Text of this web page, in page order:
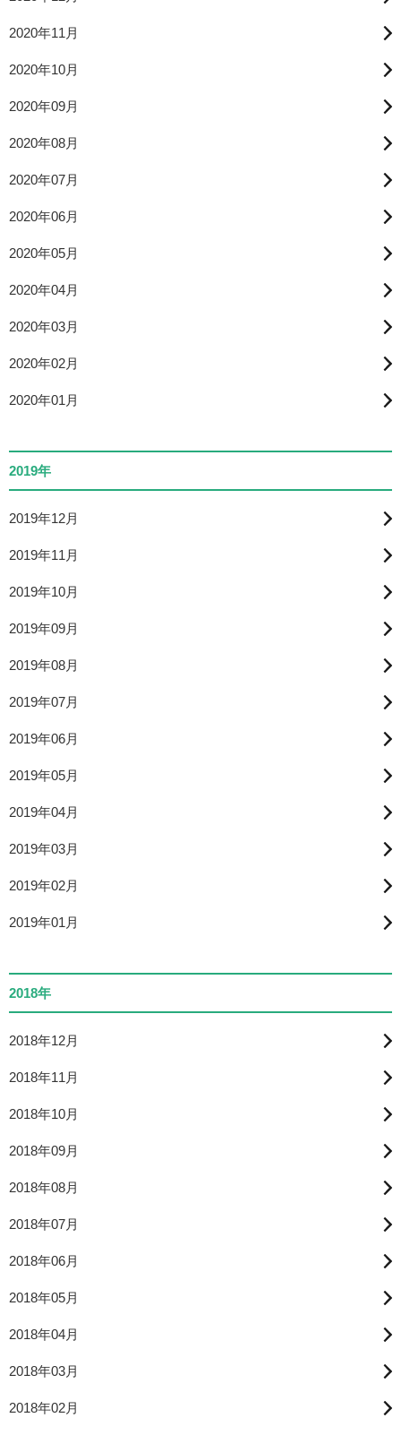
2020年11月
2020年10月
2020年09月
2020年08月
2020年07月
2020年06月
2020年05月
2020年04月
2020年03月
2020年02月
2020年01月
2019年
2019年12月
2019年11月
2019年10月
2019年09月
2019年08月
2019年07月
2019年06月
2019年05月
2019年04月
2019年03月
2019年02月
2019年01月
2018年
2018年12月
2018年11月
2018年10月
2018年09月
2018年08月
2018年07月
2018年06月
2018年05月
2018年04月
2018年03月
2018年02月